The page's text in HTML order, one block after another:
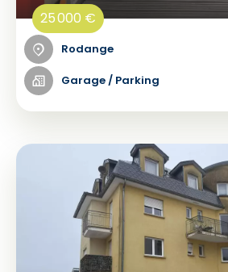
25 000 €
Rodange
Garage / Parking